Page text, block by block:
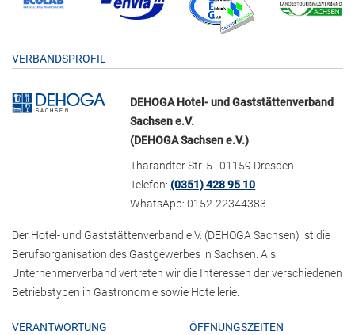
VERBANDSPROFIL
DEHOGA Hotel- und Gaststättenverband
Sachsen e.V.
(DEHOGA Sachsen e.V.)
Tharandter Str. 5 | 01159 Dresden
Telefon:(0351) 428 95 10
WhatsApp: 0152-22344383
Der Hotel- und Gaststättenverband e.V. (DEHOGA Sachsen) ist die
Berufsorganisation des Gastgewerbes in Sachsen. Als
Unternehmerverband vertreten wir die Interessen der verschiedenen
Betriebstypen in Gastronomie sowie Hotellerie.
VERANTWORTUNG ÖFFNUNGSZEITEN